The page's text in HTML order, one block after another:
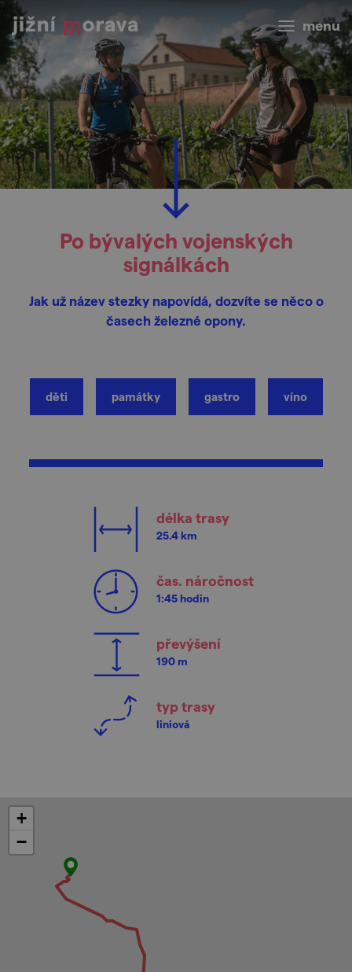
menu
Po bývalých vojenských
signálkách
Jak už název stezky napovídá, dozvíte se něco o
časech železné opony.
děti památky gastro víno
délka trasy
25.4 km
čas. náročnost
1:45 hodin
převýšení
190 m
typ trasy
liniová
+
−